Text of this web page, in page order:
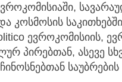
კოსმოსის
ევროკომისიის,
პირებთან, ასევე